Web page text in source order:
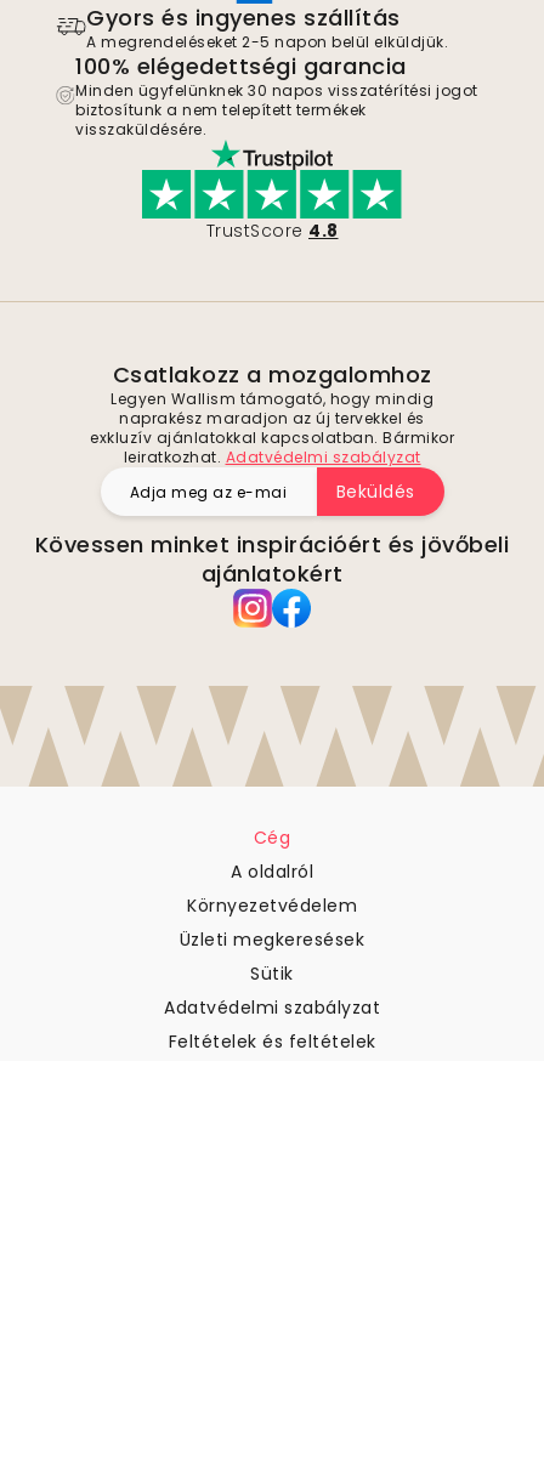
Gyors és ingyenes szállítás
A megrendeléseket 2-5 napon belül elküldjük.
100% elégedettségi garancia
Minden ügyfelünknek 30 napos visszatérítési jogot
biztosítunk a nem telepített termékek
visszaküldésére.
TrustScore 4.8
Csatlakozz a mozgalomhoz
Legyen Wallism támogató, hogy mindig
naprakész maradjon az új tervekkel és
exkluzív ajánlatokkal kapcsolatban. Bármikor
leiratkozhat. Adatvédelmi szabályzat
Beküldés
Kövessen minket inspirációért és jövőbeli
ajánlatokért
Cég
A oldalról
Környezetvédelem
Üzleti megkeresések
Sütik
Adatvédelmi szabályzat
Feltételek és feltételek